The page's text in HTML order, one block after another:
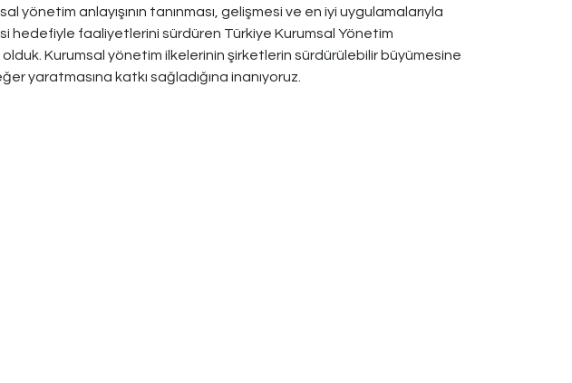
yönetim anlayışının tanınması, gelişmesi ve en iyi uygulamalarıyla
hedefiyle faaliyetlerini sürdüren Türkiye Kurumsal Yönetim
olduk. Kurumsal yönetim ilkelerinin şirketlerin sürdürülebilir büyümesine
yaratmasına katkı sağladığına inanıyoruz.